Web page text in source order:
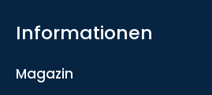
Informationen
Magazin